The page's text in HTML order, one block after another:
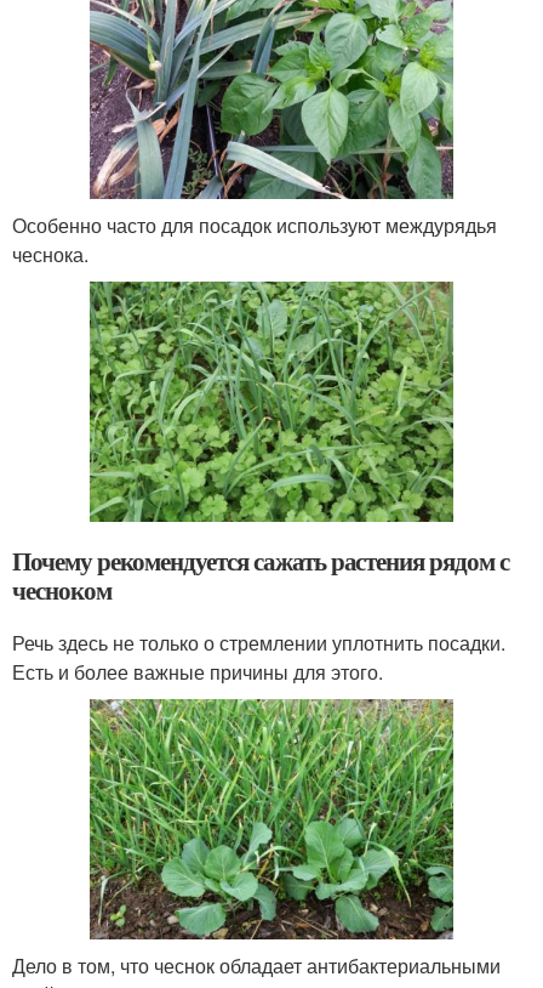
Особенно часто для посадок используют междурядья
чеснока.
Почему рекомендуется сажать растения рядом с
чесноком
Речь здесь не только о стремлении уплотнить посадки.
Есть и более важные причины для этого.
Дело в том, что чеснок обладает антибактериальными